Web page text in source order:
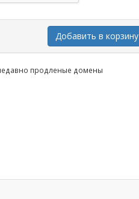
Добавить в корзину
продленые домены